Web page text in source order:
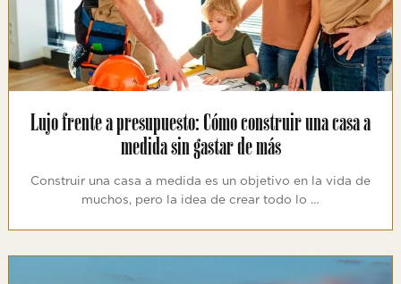
Lujo frente a presupuesto: Cómo construir una casa a
medida sin gastar de más
Construir una casa a medida es un objetivo en la vida de
muchos, pero la idea de crear todo lo …